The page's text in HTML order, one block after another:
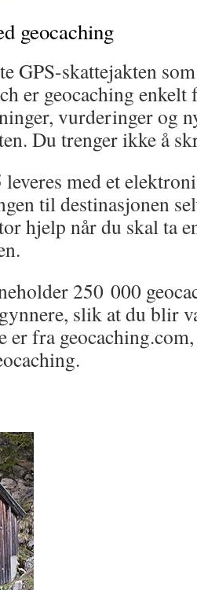
geocaching
GPS-skattejakten
er geocaching
vurderinger og
Du trenger ikke å
med et
til destinasjonen
hjelp når du skal ta
250 000
slik at du blir
er fra